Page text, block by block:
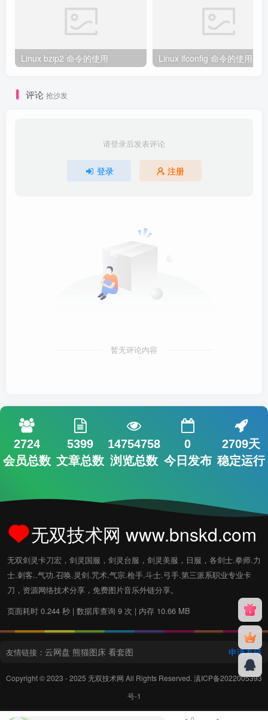
Linux bzip2 命令的使用 Linux ifconfig 命令的使用
评论 抢沙发
请登录后发表评论
登录 注册
暂无评论内容
2724
会员总数
5399
文章总数
14754758
浏览总数
0
今日发布
2709天
稳定运行
无双技术网 www.bnskd.com
无双剑灵卡刀宏，剑灵国服，剑灵台服，剑灵美服，日服，各剑士.拳师.力
士.刺客..气功.召唤.灵剑.咒术.气宗.枪手.斗士.弓手.第三派系职业专业卡
刀，资源网络技术分享，免费图片音乐外链分享。
页面耗时 0.244 秒 | 数据库查询 9 次 | 内存 10.66 MB
友情链接： 云网盘 熊猫图床 看套图 申请友链
Copyright © 2023 - 2025 无双技术网 All Rights Reserved. 滇ICP备2022005393
号-1